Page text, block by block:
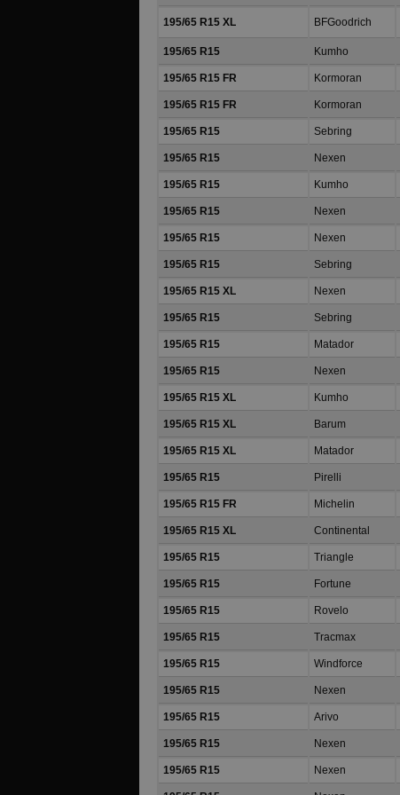
195/65 R15 XL BFGoodrich
195/65 R15 Kumho
195/65 R15 FR Kormoran
195/65 R15 FR Kormoran
195/65 R15 Sebring
195/65 R15 Nexen
195/65 R15 Kumho
195/65 R15 Nexen
195/65 R15 Nexen
195/65 R15 Sebring
195/65 R15 XL Nexen
195/65 R15 Sebring
195/65 R15 Matador
195/65 R15 Nexen
195/65 R15 XL Kumho
195/65 R15 XL Barum
195/65 R15 XL Matador
195/65 R15 Pirelli
195/65 R15 FR Michelin
195/65 R15 XL Continental
195/65 R15 Triangle
195/65 R15 Fortune
195/65 R15 Rovelo
195/65 R15 Tracmax
195/65 R15 Windforce
195/65 R15 Nexen
195/65 R15 Arivo
195/65 R15 Nexen
195/65 R15 Nexen